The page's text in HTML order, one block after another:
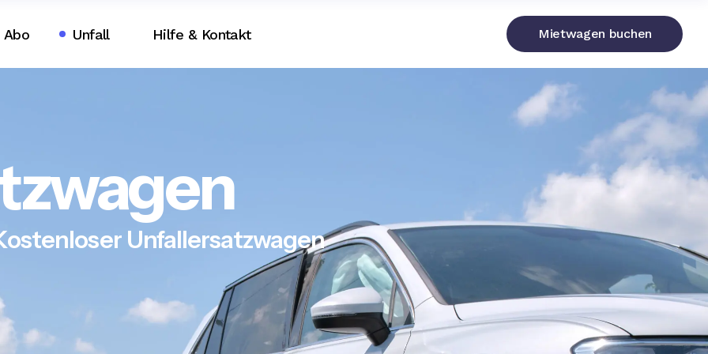
Abo Unfall Hilfe & Kontakt Mietwagen buchen
Unfallersatzwagen